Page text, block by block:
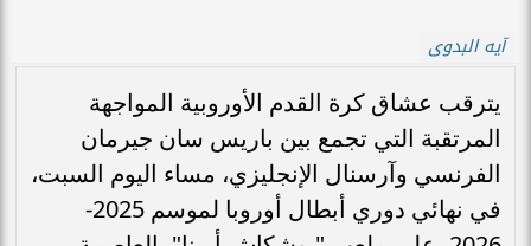
آيه البدوى
يترقب عشاق كرة القدم الأوروبية المواجهة
المرتقبة التي تجمع بين باريس سان جيرمان
الفرنسي وآرسنال الإنجليزي، مساء اليوم السبت،
في نهائي دوري أبطال أوروبا لموسم 2025-